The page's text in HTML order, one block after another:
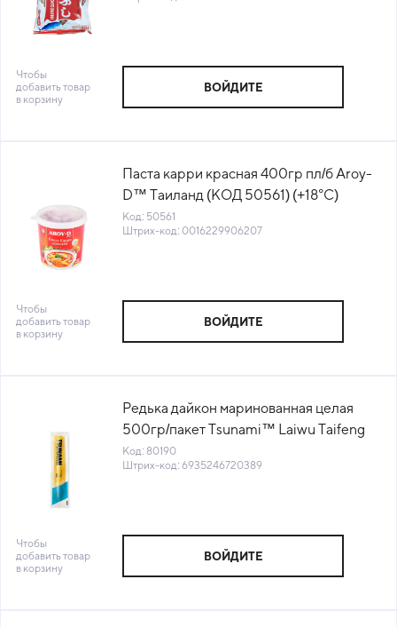
Чтобы
добавить товар
в корзину
ВОЙДИТЕ
Паста карри красная 400гр пл/б Aroy-
D™ Таиланд (КОД 50561) (+18°С)
Код: 50561
Штрих-код: 0016229906207
Чтобы
добавить товар
в корзину
ВОЙДИТЕ
Редька дайкон маринованная целая
500гр/пакет Tsunami™ Laiwu Taifeng
Китай (КОД 80190) (+18°С)
Код: 80190
Штрих-код: 6935246720389
Чтобы
добавить товар
в корзину
ВОЙДИТЕ